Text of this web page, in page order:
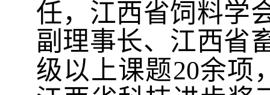
任，江西省饲料学
副理事长、江西省
级以上课题20余项